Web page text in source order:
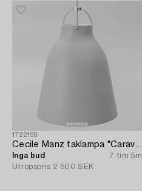
1722199
Cecile Manz taklampa "Caravaggio" för Fritz Hansen 2000-tal.
Inga bud
7 tim 5m
Utropspris 2 500 SEK